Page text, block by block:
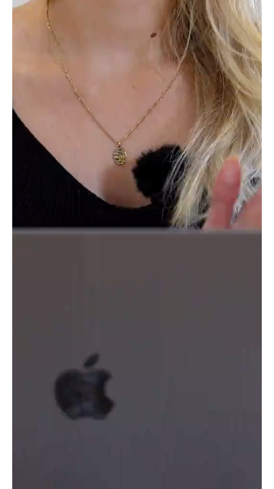
tilpasse deg den nye situasjonen. Det kan være lurt å
ta kontakt med en rådgiver eller ekspert som kan
hjelpe deg med å evaluere alternativer og finne en
passende erstatning for Visma Lønn.
En nedleggelse av et lønnssystem kan også bety at
du må flytte over data og informasjon til en ny
plattform. Dette kan være en omfattende prosess, og
det er viktig å sikre at all informasjon blir overført
korrekt og at det ikke går tapt noe viktig data. Vær
derfor nøye med å sikkerhetskopiere alle data før
nedleggelsen og sørg for å ha en plan for hvordan du
skal migrere til den nye løsningen.
Hvorfor velge et skybasert
alternativ som 24SevenOffice?
Et skybasert system som 24SevenOffice gir deg også
muligheten til å integrere 24Payroll med andre
automatisere arbeidsprosesser og forbedre
effektiviteten i bedriften. I tillegg er 24SevenOffice